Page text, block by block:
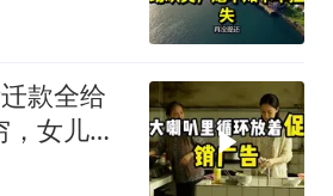
款全给
女儿笑